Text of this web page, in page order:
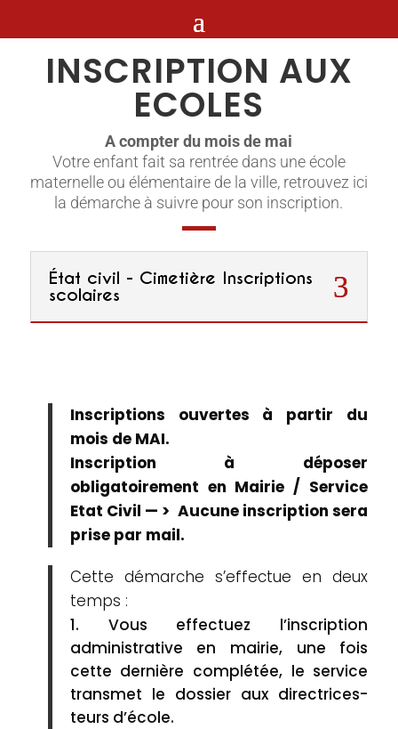
INSCRIPTION AUX
ECOLES
A compter du mois de mai
Votre enfant fait sa rentrée dans une école
maternelle ou élémentaire de la ville, retrouvez ici
la démarche à suivre pour son inscription.
État civil - Cimetière Inscriptions
scolaires
Inscriptions ouvertes à partir du
mois de MAI.
Inscription à déposer
obligatoirement en Mairie / Service
Etat Civil — > Aucune inscription sera
prise par mail.
Cette démarche s’effectue en deux
temps :
Vous effectuez l’inscription
administrative en mairie, une fois
cette dernière complétée, le service
transmet le dossier aux directrices-
teurs d’école.